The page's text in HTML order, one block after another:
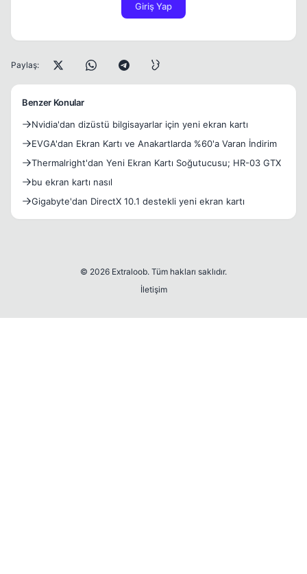
Giriş Yap
Paylaş:
Benzer Konular
Nvidia'dan dizüstü bilgisayarlar için yeni ekran kartı
EVGA'dan Ekran Kartı ve Anakartlarda %60'a Varan İndirim
Thermalright'dan Yeni Ekran Kartı Soğutucusu; HR-03 GTX
bu ekran kartı nasıl
Gigabyte'dan DirectX 10.1 destekli yeni ekran kartı
© 2026 Extraloob. Tüm hakları saklıdır.
İletişim